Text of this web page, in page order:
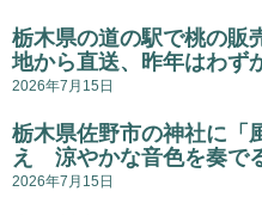
栃木県の道の駅で桃の
地から直送、昨年はわず
2026年7月15日
栃木県佐野市の神社に「
え 涼やかな音色を奏で
2026年7月15日